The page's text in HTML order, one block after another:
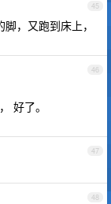
45
，又跑到床上，
46
好了。
47
48